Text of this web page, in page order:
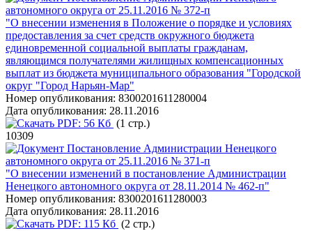
автономного округа от 25.11.2016 № 372-п
"О внесении изменения в Положение о порядке и условиях
предоставления за счет средств окружного бюджета
единовременной социальной выплаты гражданам,
являющимся получателями жилищных компенсационных
выплат из бюджета муниципального образования "Городской
округ "Город Нарьян-Мар"
Номер опубликования: 8300201611280004
Дата опубликования: 28.11.2016
PDF: 56 Кб (1 стр.)
10309
Постановление Администрации Ненецкого
автономного округа от 25.11.2016 № 371-п
"О внесении изменений в постановление Администрации
Ненецкого автономного округа от 28.11.2014 № 462-п"
Номер опубликования: 8300201611280003
Дата опубликования: 28.11.2016
PDF: 115 Кб (2 стр.)